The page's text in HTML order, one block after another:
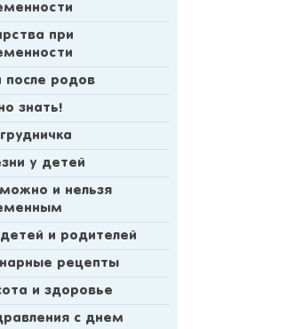
при
после родов
знать!
у детей
и нельзя
и родителей
рецепты
и здоровье
с днем